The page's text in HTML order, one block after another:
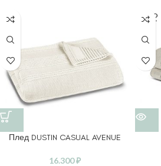
Плед DUSTIN CASUAL AVENUE
16.300₽
SOLD
OUT